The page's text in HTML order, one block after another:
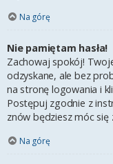
Na górę
Nie pamiętam hasła!
Zachowaj spokój!
odzyskane, ale bez
na stronę logowania i
Postępuj zgodnie z
znów będziesz móc się
Na górę